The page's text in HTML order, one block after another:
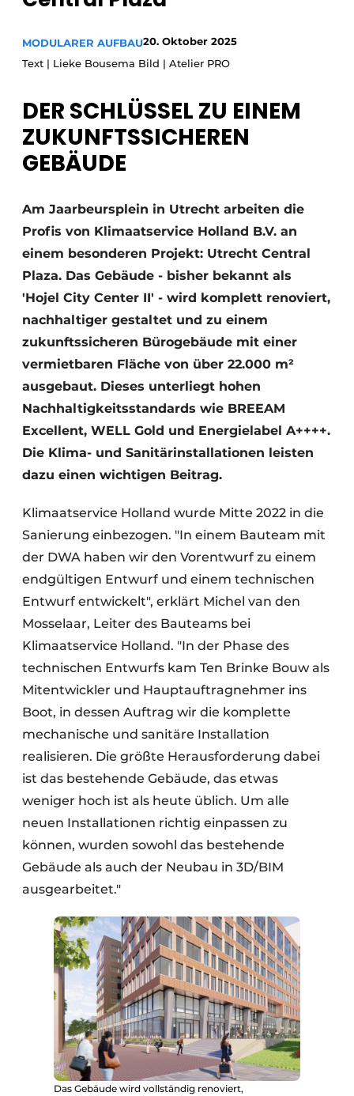
Datenschutz / Cookie-Erklärung
GeschichteMetadaten
Ein Stellenangebot registrieren
Videos
Modularer Aufbau
MODULARER AUFBAU20. Oktober 2025
Text | Lieke Bousema Bild | Atelier PRO
DER SCHLÜSSEL ZU EINEM
ZUKUNFTSSICHEREN
GEBÄUDE
Am Jaarbeursplein in Utrecht arbeiten die
Profis von Klimaatservice Holland B.V. an
einem besonderen Projekt: Utrecht Central
Plaza. Das Gebäude - bisher bekannt als
'Hojel City Center II' - wird komplett renoviert,
nachhaltiger gestaltet und zu einem
zukunftssicheren Bürogebäude mit einer
vermietbaren Fläche von über 22.000 m²
ausgebaut. Dieses unterliegt hohen
Nachhaltigkeitsstandards wie BREEAM
Excellent, WELL Gold und Energielabel A++++.
Die Klima- und Sanitärinstallationen leisten
dazu einen wichtigen Beitrag.
Klimaatservice Holland wurde Mitte 2022 in die
Sanierung einbezogen. "In einem Bauteam mit
der DWA haben wir den Vorentwurf zu einem
endgültigen Entwurf und einem technischen
Entwurf entwickelt", erklärt Michel van den
Mosselaar, Leiter des Bauteams bei
Klimaatservice Holland. "In der Phase des
technischen Entwurfs kam Ten Brinke Bouw als
Mitentwickler und Hauptauftragnehmer ins
Boot, in dessen Auftrag wir die komplette
mechanische und sanitäre Installation
realisieren. Die größte Herausforderung dabei
ist das bestehende Gebäude, das etwas
weniger hoch ist als heute üblich. Um alle
neuen Installationen richtig einpassen zu
können, wurden sowohl das bestehende
Gebäude als auch der Neubau in 3D/BIM
ausgearbeitet."
Das Gebäude wird vollständig renoviert,